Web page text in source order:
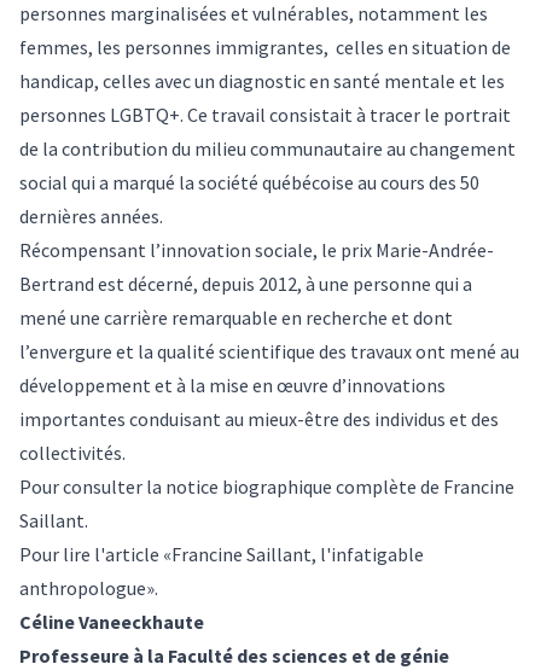
personnes marginalisées et vulnérables, notamment les
femmes, les personnes immigrantes, celles en situation de
handicap, celles avec un diagnostic en santé mentale et les
personnes LGBTQ+. Ce travail consistait à tracer le portrait
de la contribution du milieu communautaire au changement
social qui a marqué la société québécoise au cours des 50
dernières années.
Récompensant l’innovation sociale, le prix Marie-Andrée-
Bertrand est décerné, depuis 2012, à une personne qui a
mené une carrière remarquable en recherche et dont
l’envergure et la qualité scientifique des travaux ont mené au
développement et à la mise en œuvre d’innovations
importantes conduisant au mieux-être des individus et des
collectivités.
Pour consulter la notice biographique complète de Francine
Saillant.
Pour lire l'article «Francine Saillant, l'infatigable
anthropologue».
Céline Vaneeckhaute
Professeure à la Faculté des sciences et de génie